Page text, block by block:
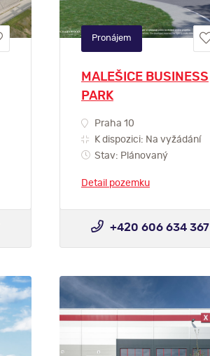
MALEŠICE BUSINESS
PARK
Praha 10
K dispozici: Na vyžádání
Stav: Plánovaný
Detail pozemku
Pronájem
+420 606 634 367